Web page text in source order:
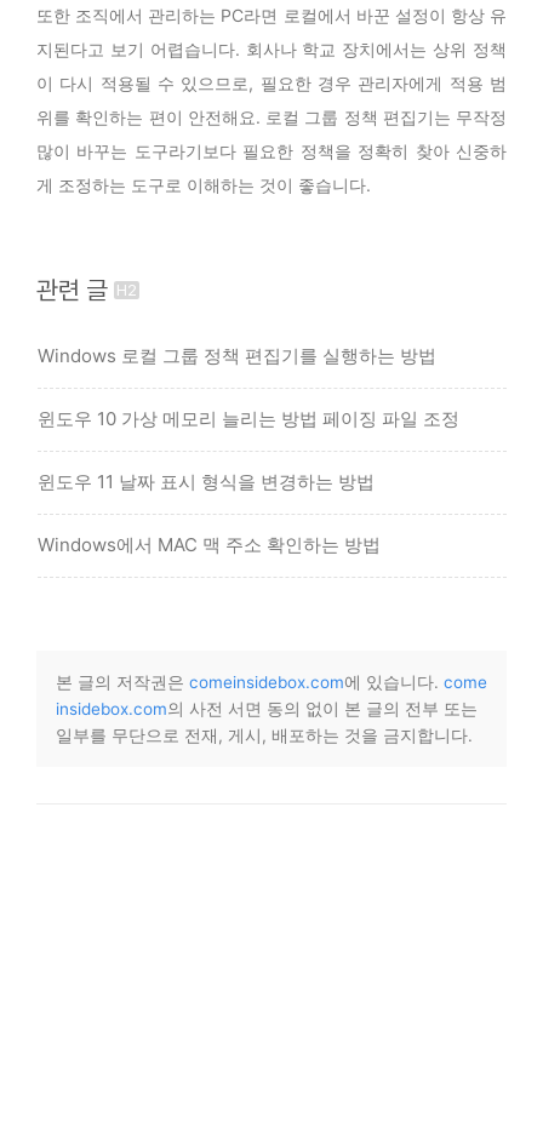
또한 조직에서 관리하는 PC라면 로컬에서 바꾼 설정이 항상 유
지된다고 보기 어렵습니다. 회사나 학교 장치에서는 상위 정책
이 다시 적용될 수 있으므로, 필요한 경우 관리자에게 적용 범
위를 확인하는 편이 안전해요. 로컬 그룹 정책 편집기는 무작정
많이 바꾸는 도구라기보다 필요한 정책을 정확히 찾아 신중하
게 조정하는 도구로 이해하는 것이 좋습니다.
관련 글
Windows 로컬 그룹 정책 편집기를 실행하는 방법
윈도우 10 가상 메모리 늘리는 방법 페이징 파일 조정
윈도우 11 날짜 표시 형식을 변경하는 방법
Windows에서 MAC 맥 주소 확인하는 방법
본 글의 저작권은 comeinsidebox.com에 있습니다. come
insidebox.com의 사전 서면 동의 없이 본 글의 전부 또는
일부를 무단으로 전재, 게시, 배포하는 것을 금지합니다.